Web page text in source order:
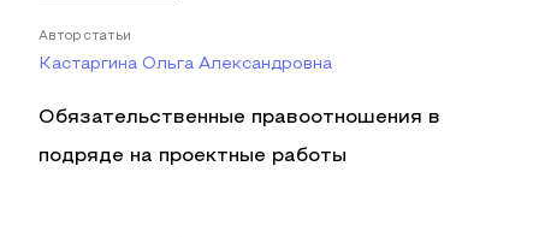
Автор статьи
Кастаргина Ольга Александровна
Обязательственные правоотношения в
подряде на проектные работы